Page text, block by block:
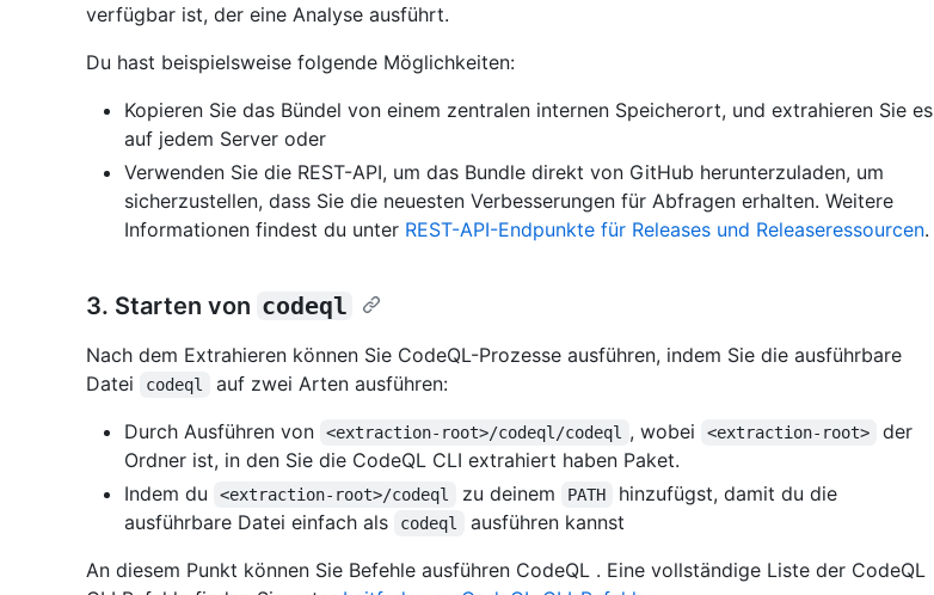
verfügbar ist, der eine Analyse ausführt.
Du hast beispielsweise folgende Möglichkeiten:
Kopieren Sie das Bündel von einem zentralen internen Speicherort, und extrahieren Sie es
auf jedem Server oder
Verwenden Sie die REST-API, um das Bundle direkt von GitHub herunterzuladen, um
sicherzustellen, dass Sie die neuesten Verbesserungen für Abfragen erhalten. Weitere
Informationen findest du unter REST-API-Endpunkte für Releases und Releaseressourcen.
3. Starten von codeql
Nach dem Extrahieren können Sie CodeQL-Prozesse ausführen, indem Sie die ausführbare
Datei
codeql
auf zwei Arten ausführen:
Durch Ausführen von
<extraction-root>/codeql/codeql , wobei <extraction-root>
der
Ordner ist, in den Sie die CodeQL CLI extrahiert haben Paket.
Indem du
<extraction-root>/codeql zu deinem PATH
hinzufügst, damit du die
ausführbare Datei einfach als
codeql
ausführen kannst
An diesem Punkt können Sie Befehle ausführen CodeQL . Eine vollständige Liste der CodeQL